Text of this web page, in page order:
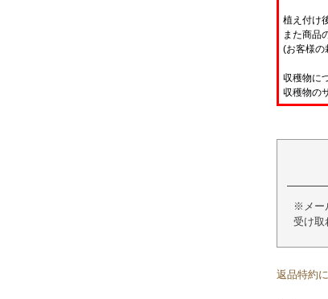
植え付け
また商品
(お客様の
収穫物に
収穫物の
※メー
受け取
返品特約